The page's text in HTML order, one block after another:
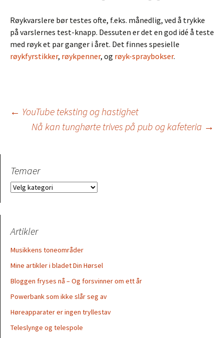
Røykvarslere bør testes ofte, f.eks. månedlig, ved å trykke
på varslernes test-knapp. Dessuten er det en god idé å teste
med røyk et par ganger i året. Det finnes spesielle
røykfyrstikker, røykpenner, og røyk-spraybokser.
Innleggsnavigasjon
← YouTube teksting og hastighet
Nå kan tunghørte trives på pub og kafeteria →
Temaer
Temaer
Artikler
Musikkens toneområder
Mine artikler i bladet Din Hørsel
Bloggen fryses nå – Og forsvinner om ett år
Powerbank som ikke slår seg av
Høreapparater er ingen tryllestav
Teleslynge og telespole